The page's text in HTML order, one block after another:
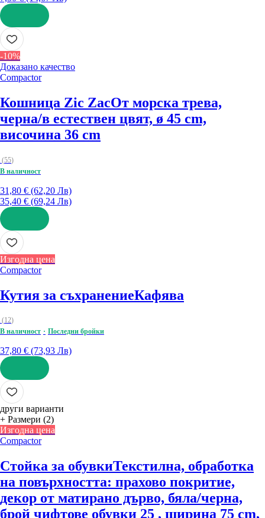
ДОБАВИ
-10%
Доказано качество
Compactor
Кошница Zic ZacОт морска трева,
черна/в естествен цвят, ø 45 cm,
височина 36 cm
(55)
В наличност
31,80 € (62,20 Лв)
35,40 € (69,24 Лв)
ДОБАВИ
Изгодна цена
Compactor
Кутия за съхранениеКафява
(12)
В наличност
Последни бройки
37,80 € (73,93 Лв)
ДОБАВИ
други варианти
+ Размери (2)
Изгодна цена
Compactor
Стойка за обувкиТекстилна, oбработка
на повърхността: прахово покритие,
декор от матирано дърво, бяла/черна,
брой чифтове обувки 25 , ширина 75 cm,